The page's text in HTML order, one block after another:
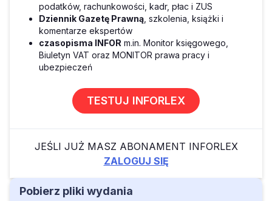
podatków, rachunkowości, kadr, płac i ZUS
Dziennik Gazetę Prawną , szkolenia, książki i
komentarze ekspertów
czasopisma INFOR m.in. Monitor księgowego,
Biuletyn VAT oraz MONITOR prawa pracy i
ubezpieczeń
TESTUJ INFORLEX
JEŚLI JUŻ MASZ ABONAMENT INFORLEX
ZALOGUJ SIĘ
Pobierz pliki wydania